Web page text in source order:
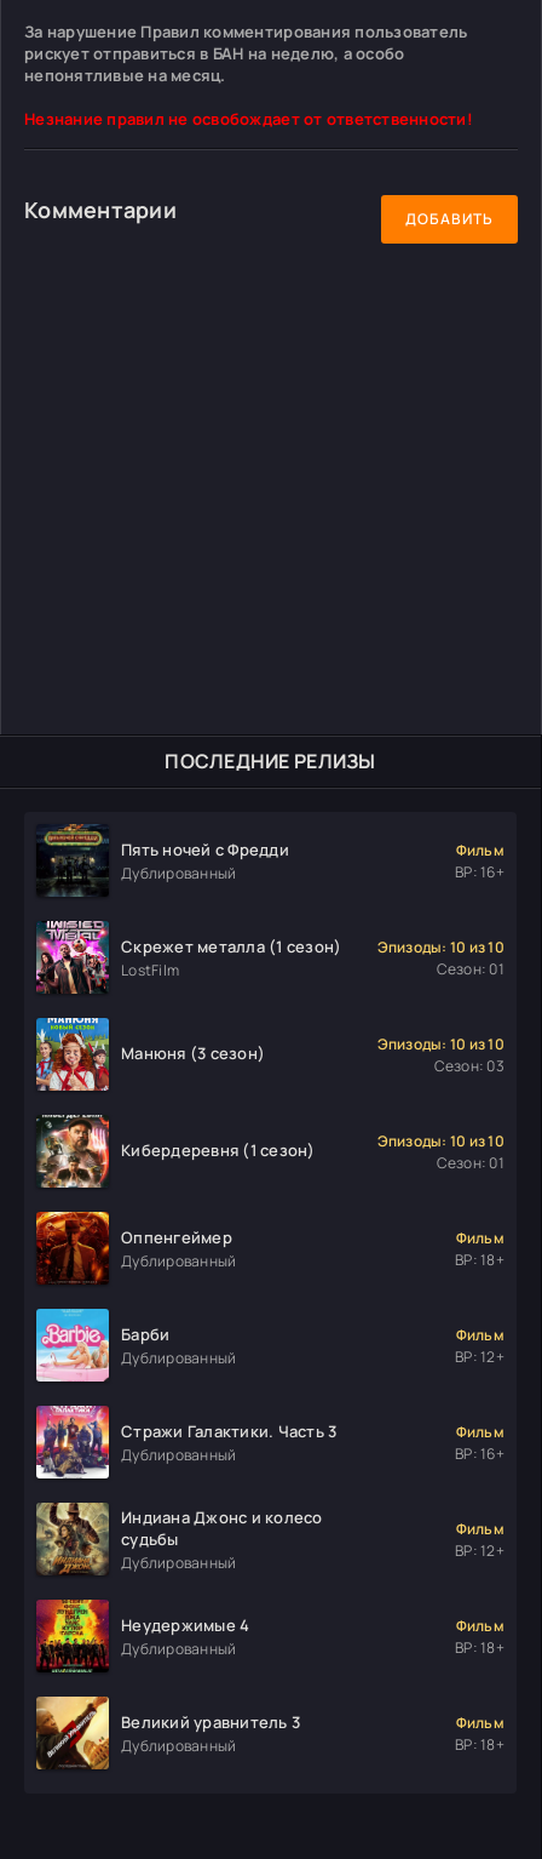
ПОСЛЕДНИЕ РЕЛИЗЫ
Пять ночей с Фредди
Дублированный
Фильм
ВР: 16+
Скрежет металла (1 сезон)
LostFilm
Эпизоды: 10 из 10
Сезон: 01
Манюня (3 сезон)
Эпизоды: 10 из 10
Сезон: 03
Кибердеревня (1 сезон)
Эпизоды: 10 из 10
Сезон: 01
Оппенгеймер
Дублированный
Фильм
ВР: 18+
Барби
Дублированный
Фильм
ВР: 12+
Стражи Галактики. Часть 3
Дублированный
Фильм
ВР: 16+
Индиана Джонс и колесо
судьбы
Дублированный
Фильм
ВР: 12+
Неудержимые 4
Дублированный
Фильм
ВР: 18+
Великий уравнитель 3
Дублированный
Фильм
ВР: 18+
За нарушение Правил комментирования пользователь
рискует отправиться в БАН на неделю, а особо
непонятливые на месяц.
Незнание правил не освобождает от ответственности!
Комментарии ДОБАВИТЬ